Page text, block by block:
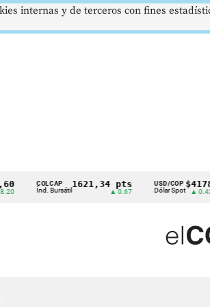
COLCAP
Índ. Bursátil
1621,34 pts USD/COP
Dólar Spot
$4178
▲ 0.42
internas y de terceros con fines